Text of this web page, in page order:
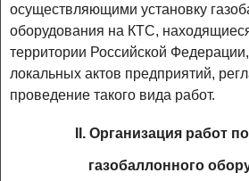
осуществляющими установку
оборудования на КТС,
территории Российской
локальных актов предприятий,
проведение такого вида работ.
II. Организация работ
газобаллонного